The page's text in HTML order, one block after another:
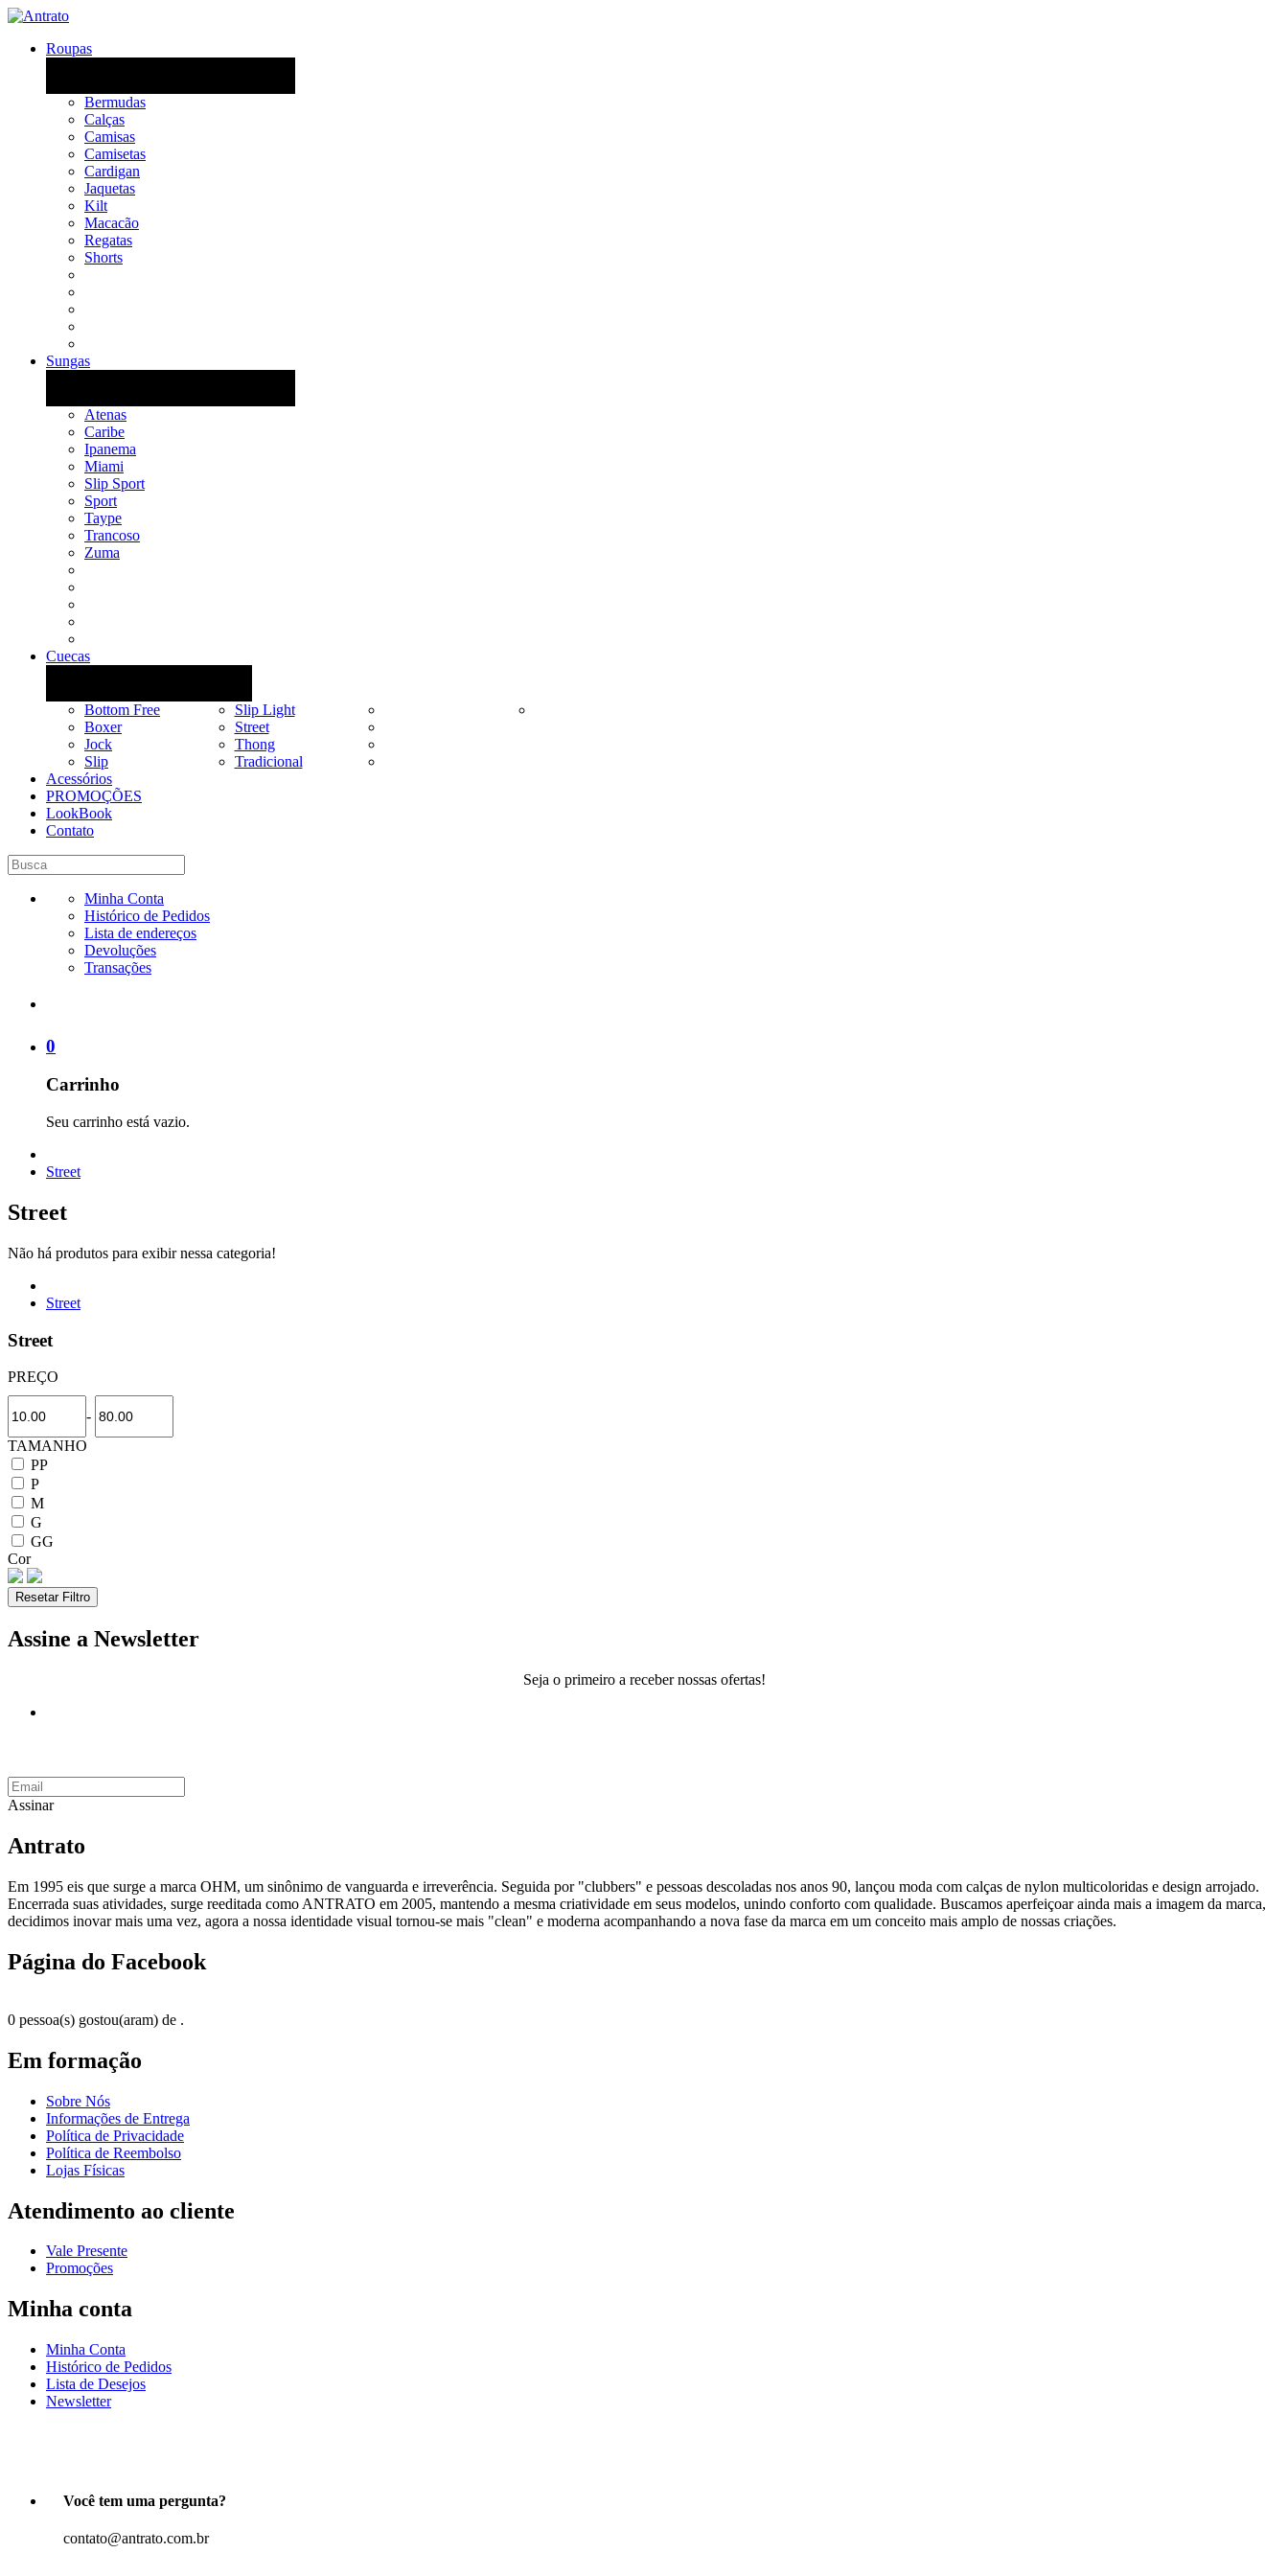
Roupas
Bermudas
Calças
Camisas
Camisetas
Cardigan
Jaquetas
Kilt
Macacão
Regatas
Shorts
Sungas
Atenas
Caribe
Ipanema
Miami
Slip Sport
Sport
Taype
Trancoso
Zuma
Cuecas
Bottom Free
Boxer
Jock
Slip
Slip Light
Street
Thong
Tradicional
Acessórios
PROMOÇÕES
LookBook
Contato
Minha Conta
Histórico de Pedidos
Lista de endereços
Devoluções
Transações
0
Carrinho
Seu carrinho está vazio.
Street
Street
Não há produtos para exibir nessa categoria!
Street
Street
PREÇO
-
TAMANHO
PP
P
M
G
GG
Cor
Resetar Filtro
Assine a Newsletter
Seja o primeiro a receber nossas ofertas!
Assinar
Antrato
Em 1995 eis que surge a marca OHM, um sinônimo de vanguarda e irreverência. Seguida por "clubbers" e pessoas descoladas nos anos 90, lançou moda com calças de nylon multicoloridas e design arrojado.
Encerrada suas atividades, surge reeditada como ANTRATO em 2005, mantendo a mesma criatividade em seus modelos, unindo conforto com qualidade. Buscamos aperfeiçoar ainda mais a imagem da marca,
decidimos inovar mais uma vez, agora a nossa identidade visual tornou-se mais "clean" e moderna acompanhando a nova fase da marca em um conceito mais amplo de nossas criações.
Página do Facebook
0 pessoa(s) gostou(aram) de .
Em formação
Sobre Nós
Informações de Entrega
Política de Privacidade
Política de Reembolso
Lojas Físicas
Atendimento ao cliente
Vale Presente
Promoções
Minha conta
Minha Conta
Histórico de Pedidos
Lista de Desejos
Newsletter
Você tem uma pergunta?
contato@antrato.com.br